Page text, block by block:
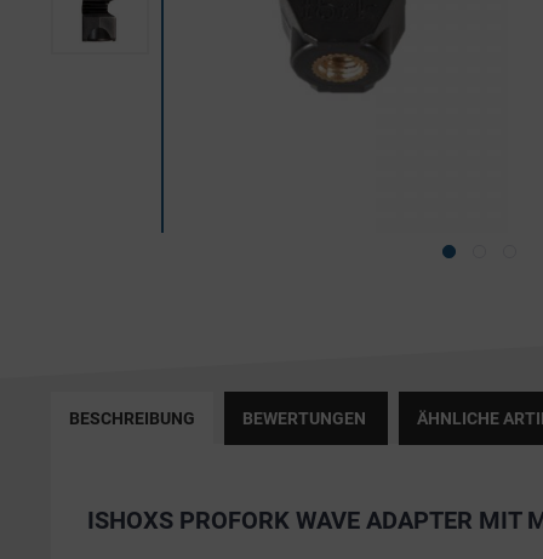
BESCHREIBUNG BEWERTUNGEN ÄHNLICHE
ISHOXS PROFORK WAVE ADAPTER MIT